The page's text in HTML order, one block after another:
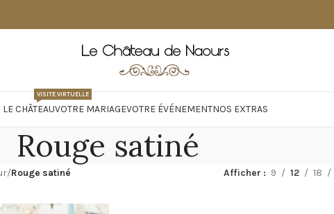
CHÂTEAU
VISITE VIRTUELLE
VOTRE MARIAGEVOTRE ÉVÉNEMENTNOS EXTRAS
Rouge satiné
Rouge satiné Afficher 9 12 18